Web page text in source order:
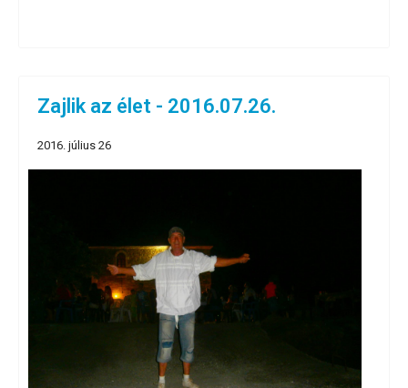
Zajlik az élet - 2016.07.26.
2016. július 26